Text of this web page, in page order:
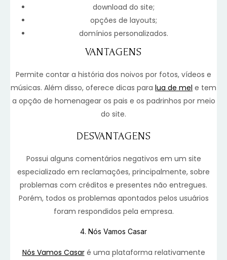
download do site;
opções de layouts;
domínios personalizados.
VANTAGENS
Permite contar a história dos noivos por fotos, vídeos e
músicas. Além disso, oferece dicas para lua de mel e tem
a opção de homenagear os pais e os padrinhos por meio
do site.
DESVANTAGENS
Possui alguns comentários negativos em um site
especializado em reclamações, principalmente, sobre
problemas com créditos e presentes não entregues.
Porém, todos os problemas apontados pelos usuários
foram respondidos pela empresa.
4. Nós Vamos Casar
Nós Vamos Casaré uma plataforma relativamente